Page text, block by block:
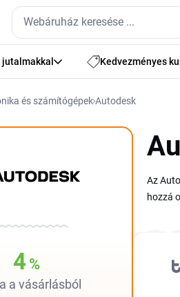
Kedvezményes
és számítógépekAutodesk
4 %
a vásárlásból
Az
hozzá